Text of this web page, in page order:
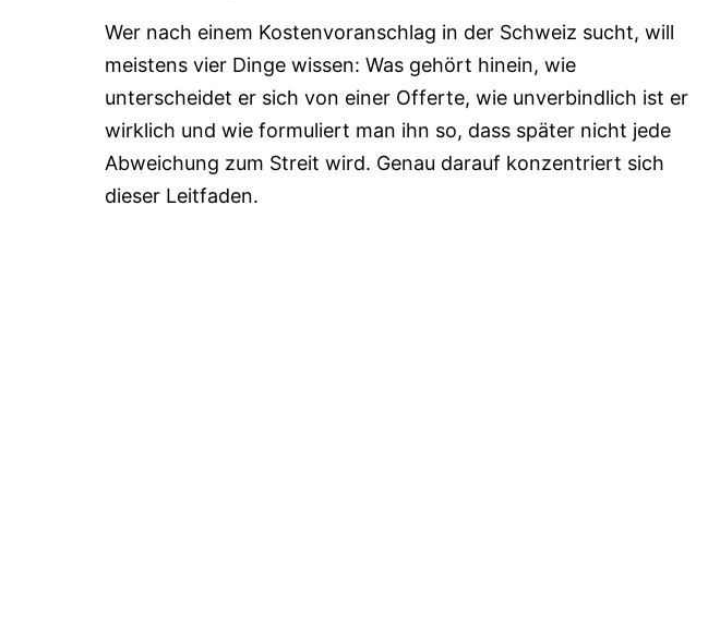
Wer nach einem Kostenvoranschlag in der Schweiz sucht, will
meistens vier Dinge wissen: Was gehört hinein, wie
unterscheidet er sich von einer Offerte, wie unverbindlich ist er
wirklich und wie formuliert man ihn so, dass später nicht jede
Abweichung zum Streit wird. Genau darauf konzentriert sich
dieser Leitfaden.